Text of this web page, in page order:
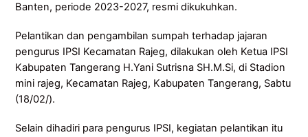
Banten, periode 2023-2027, resmi dikukuhkan.
Pelantikan dan pengambilan sumpah terhadap jajaran
pengurus IPSI Kecamatan Rajeg, dilakukan oleh Ketua IPSI
Kabupaten Tangerang H.Yani Sutrisna SH.M.Si, di Stadion
mini rajeg, Kecamatan Rajeg, Kabupaten Tangerang, Sabtu
(18/02/).
Selain dihadiri para pengurus IPSI, kegiatan pelantikan itu